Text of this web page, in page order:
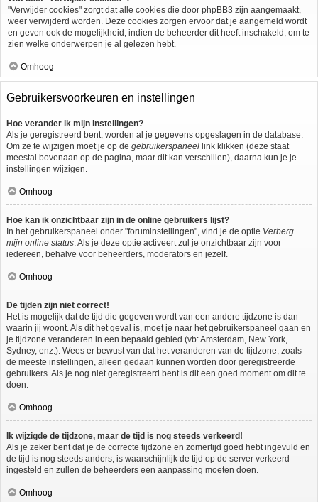
"Verwijder cookies" zorgt dat alle cookies die door phpBB3 zijn aangemaakt,
weer verwijderd worden. Deze cookies zorgen ervoor dat je aangemeld wordt
en geven ook de mogelijkheid, indien de beheerder dit heeft inschakeld, om te
zien welke onderwerpen je al gelezen hebt.
Omhoog
Gebruikersvoorkeuren en instellingen
Hoe verander ik mijn instellingen?
Als je geregistreerd bent, worden al je gegevens opgeslagen in de database.
Om ze te wijzigen moet je op de gebruikerspaneel link klikken (deze staat
meestal bovenaan op de pagina, maar dit kan verschillen), daarna kun je je
instellingen wijzigen.
Omhoog
Hoe kan ik onzichtbaar zijn in de online gebruikers lijst?
In het gebruikerspaneel onder "foruminstellingen", vind je de optie Verberg
mijn online status. Als je deze optie activeert zul je onzichtbaar zijn voor
iedereen, behalve voor beheerders, moderators en jezelf.
Omhoog
De tijden zijn niet correct!
Het is mogelijk dat de tijd die gegeven wordt van een andere tijdzone is dan
waarin jij woont. Als dit het geval is, moet je naar het gebruikerspaneel gaan en
je tijdzone veranderen in een bepaald gebied (vb: Amsterdam, New York,
Sydney, enz.). Wees er bewust van dat het veranderen van de tijdzone, zoals
de meeste instellingen, alleen gedaan kunnen worden door geregistreerde
gebruikers. Als je nog niet geregistreerd bent is dit een goed moment om dit te
doen.
Omhoog
Ik wijzigde de tijdzone, maar de tijd is nog steeds verkeerd!
Als je zeker bent dat je de correcte tijdzone en zomertijd goed hebt ingevuld en
de tijd is nog steeds anders, is waarschijnlijk de tijd op de server verkeerd
ingesteld en zullen de beheerders een aanpassing moeten doen.
Omhoog